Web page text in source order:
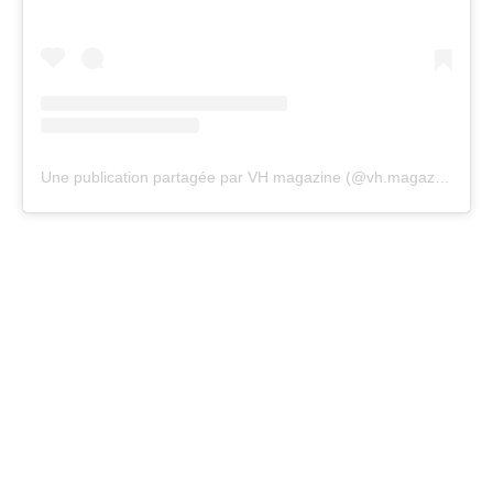
Une publication partagée par VH magazine (@vh.magazine)